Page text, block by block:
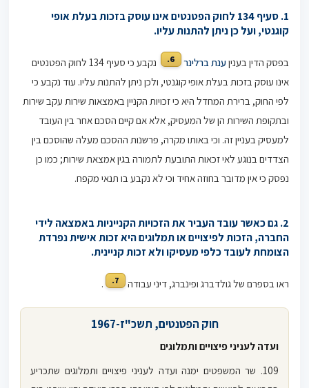
1. סעיף 134 לחוק הפטנטים אינו עוסק בזכות בעלת אופי
קוגנטי, ועל כן ניתן להתנות עליו.
בפסק הדין בעניןענת ברלינר 6.
נקבע כי סעיף 134 לחוק הפטנטים
אינו עוסק בזכות בעלת אופי קוגנטי, ולכן ניתן להתנות עליו. עוד נקבע כי
לפי החוק, ברירת המחדל היא כי זכויות הקניין באמצאות שירות עקב שירות
ובתקופת השירות הן של המעסיק, אלא אם קיים הסכם אחר בין העובד
למעסיק בעניין זה. וכי באותו מקרה, פרשנות ההסכם מעלה שהוסכם בין
הצדדים בנוגע לאי זכאות התובעת לתמורה בגין אמצאת שירות; כמו כן
נפסק כי אין מדובר בחוזה אחיד וכי לא נקבע בו תנאי מקפח.
2. גם כאשר עובד העביר את הזכויות הקנייניות באמצאה לידי
החברה, הזכות לפיצויים או תמלוגים היא זכות אישית נפרדת
הצומחת לעובד כלפי מעסיקו ולא זכות קניינית.
ראו בספרם של גולדברג ופינברג, דיני עבודה 7.
.
חוק הפטנטים, תשכ"ז-1967
ועדה לעניני פיצויים ותמלוגים
109. שר המשפטים ימנה ועדה לעניני פיצויים ותמלוגים שתכריע